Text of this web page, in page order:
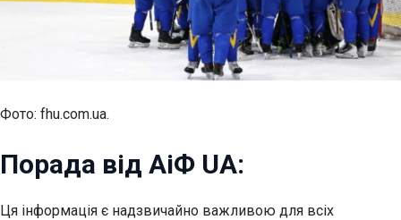
Фото: fhu.com.ua.
Порада від АіФ UA:
Ця інформація є надзвичайно важливою для всіх